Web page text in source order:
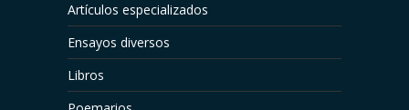
Artículos especializados
Ensayos diversos
Libros